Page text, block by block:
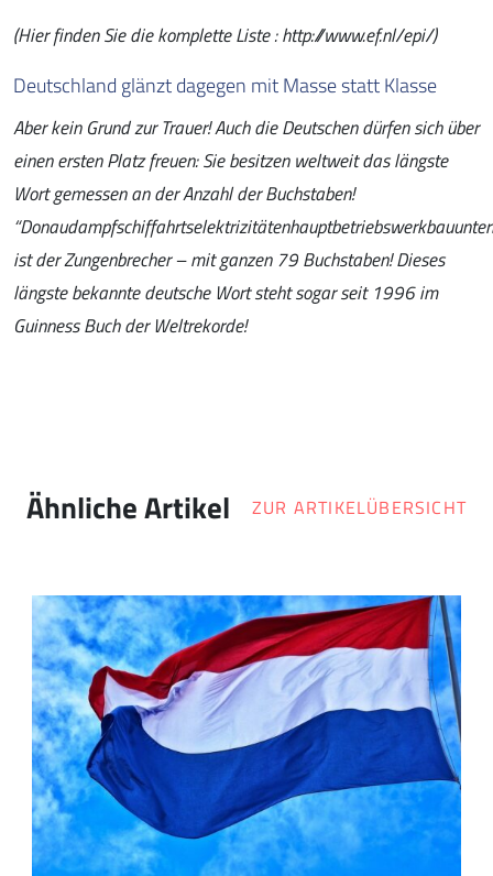
(Hier finden Sie die komplette Liste : http://www.ef.nl/epi/)
Deutschland glänzt dagegen mit Masse statt Klasse
Aber kein Grund zur Trauer! Auch die Deutschen dürfen sich über
einen ersten Platz freuen: Sie besitzen weltweit das längste
Wort gemessen an der Anzahl der Buchstaben!
ist der Zungenbrecher – mit ganzen 79 Buchstaben! Dieses
längste bekannte deutsche Wort steht sogar seit 1996 im
Guinness Buch der Weltrekorde!
Ähnliche Artikel ZUR ARTIKELÜBERSICHT